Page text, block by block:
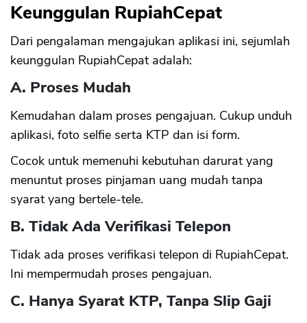
Keunggulan RupiahCepat
Dari pengalaman mengajukan aplikasi ini, sejumlah
keunggulan RupiahCepat adalah:
A. Proses Mudah
Kemudahan dalam proses pengajuan. Cukup unduh
aplikasi, foto selfie serta KTP dan isi form.
Cocok untuk memenuhi kebutuhan darurat yang
menuntut proses pinjaman uang mudah tanpa
syarat yang bertele-tele.
B. Tidak Ada Verifikasi Telepon
Tidak ada proses verifikasi telepon di RupiahCepat.
Ini mempermudah proses pengajuan.
C. Hanya Syarat KTP, Tanpa Slip Gaji